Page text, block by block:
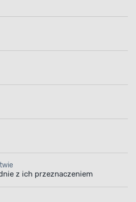
Rodzaj płytki
z ich przeznaczeniem